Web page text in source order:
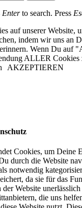
Enterto search. Press
auf unserer Website,
indem wir uns an
Wenn Du auf
ALLER Cookies
AKZEPTIEREN
Cookies, um Deine
durch die Website
notwendig
da sie für das
Website
die uns